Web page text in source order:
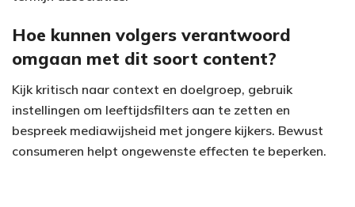
Hoe kunnen volgers verantwoord
omgaan met dit soort content?
Kijk kritisch naar context en doelgroep, gebruik
instellingen om leeftijdsfilters aan te zetten en
bespreek mediawijsheid met jongere kijkers. Bewust
consumeren helpt ongewenste effecten te beperken.